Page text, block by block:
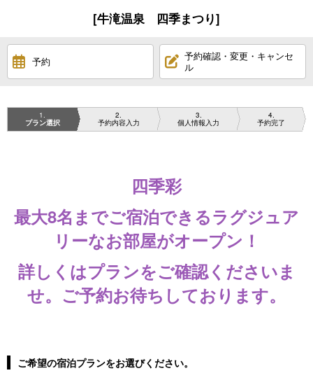
[牛滝温泉 四季まつり]
予約
予約確認・変更・キャンセ
ル
1
プラン選択
2
予約内容入力
3
個人情報入力
4
予約完了
四季彩
最大8名までご宿泊できるラグジュア
リーなお部屋がオープン！
詳しくはプランをご確認くださいま
せ。ご予約お待ちしております。
ご希望の宿泊プランをお選びください。